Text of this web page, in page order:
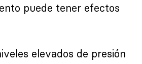
puede tener efectos
elevados de presión